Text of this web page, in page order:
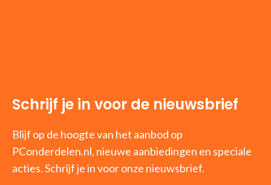
Schrijf je in voor de nieuwsbrief
Blijf op de hoogte van het aanbod op
PConderdelen.nl, nieuwe aanbiedingen en speciale
acties. Schrijf je in voor onze nieuwsbrief.